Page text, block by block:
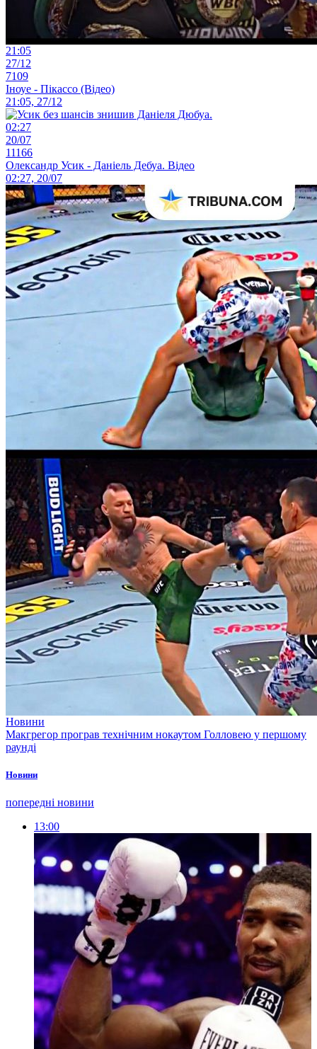
21:05
27/12
7109
Іноуе - Пікассо (Відео)
21:05, 27/12
02:27
20/07
11166
Олександр Усик - Даніель Дебуа. Відео
02:27, 20/07
Новини
Макгрегор програв технічним нокаутом Голловею у першому
раунді
Новини
попередні новини
13:00